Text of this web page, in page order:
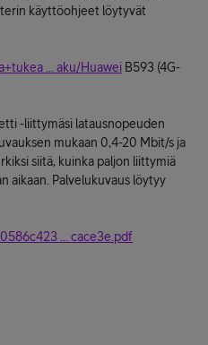
käyttöohjeet löytyvät
... aku/Huawei B593 (4G-
-liittymäsi latausnopeuden
mukaan 0,4-20 Mbit/s ja
siitä, kuinka paljon liittymiä
aikaan. Palvelukuvaus löytyy
... cace3e.pdf